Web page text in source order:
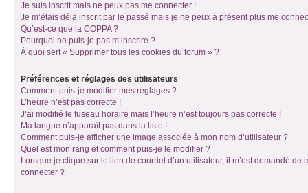
Je suis inscrit mais ne peux pas me connecter !
Je m’étais déjà inscrit par le passé mais je ne peux à présent plus me
Qu’est-ce que la COPPA ?
Pourquoi ne puis-je pas m’inscrire ?
À quoi sert « Supprimer tous les cookies du forum » ?
Préférences et réglages des utilisateurs
Comment puis-je modifier mes réglages ?
L’heure n’est pas correcte !
J’ai modifié le fuseau horaire mais l’heure n’est toujours pas correcte !
Ma langue n’apparaît pas dans la liste !
Comment puis-je afficher une image associée à mon nom d’utilisateur ?
Quel est mon rang et comment puis-je le modifier ?
Lorsque je clique sur le lien de courriel d’un utilisateur, il m’est demandé de
connecter ?